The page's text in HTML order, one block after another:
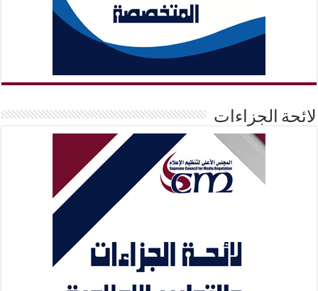
لائحة الجزاءات